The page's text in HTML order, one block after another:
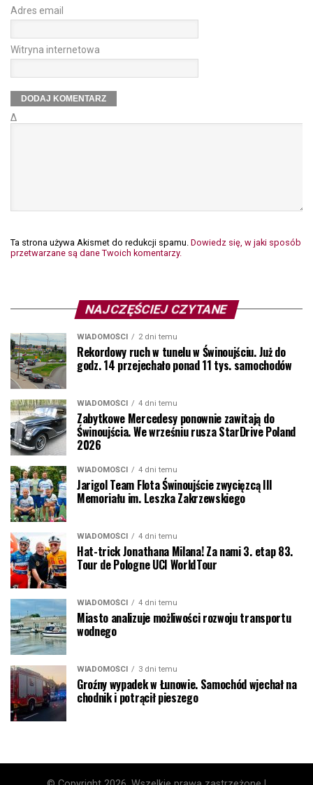
Adres email
Witryna internetowa
Δ
Ta strona używa Akismet do redukcji spamu. Dowiedz się, w jaki sposób
przetwarzane są dane Twoich komentarzy.
NAJCZĘŚCIEJ CZYTANE
WIADOMOŚCI 2 dni temu
Rekordowy ruch w tunelu w Świnoujściu. Już do
godz. 14 przejechało ponad 11 tys. samochodów
WIADOMOŚCI 4 dni temu
Zabytkowe Mercedesy ponownie zawitają do
Świnoujścia. We wrześniu rusza StarDrive Poland
2026
WIADOMOŚCI 4 dni temu
Jarigol Team Flota Świnoujście zwycięzcą III
Memoriału im. Leszka Zakrzewskiego
WIADOMOŚCI 4 dni temu
Hat-trick Jonathana Milana! Za nami 3. etap 83.
Tour de Pologne UCI WorldTour
WIADOMOŚCI 4 dni temu
Miasto analizuje możliwości rozwoju transportu
wodnego
WIADOMOŚCI 3 dni temu
Groźny wypadek w Łunowie. Samochód wjechał na
chodnik i potrącił pieszego